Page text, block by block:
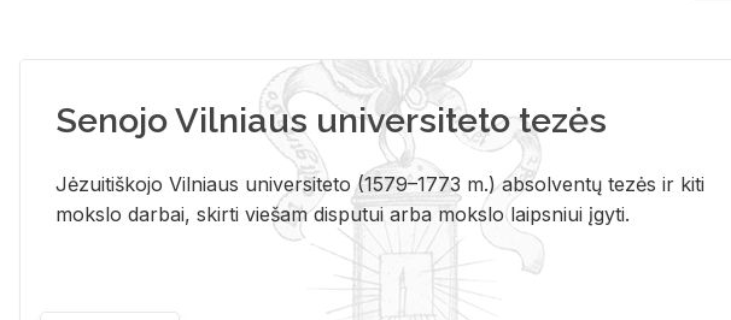
Senojo Vilniaus universiteto tezės
Jėzuitiškojo Vilniaus universiteto (1579–1773 m.) absolventų tezės ir kiti
mokslo darbai, skirti viešam disputui arba mokslo laipsniui įgyti.